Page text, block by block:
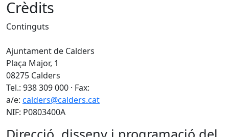
Crèdits
Continguts
Ajuntament de Calders
Plaça Major, 1
08275 Calders
Tel.: 938 309 000 · Fax:
a/e: calders@calders.cat
NIF: P0803400A